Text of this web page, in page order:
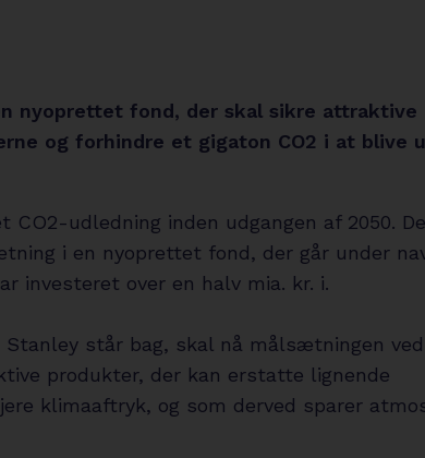
nyoprettet fond, der skal sikre attraktive
og forhindre et gigaton CO2 i at blive
CO2-udledning inden udgangen af 2050.
i en nyoprettet fond, der går under
investeret over en halv mia. kr. i.
Stanley står bag, skal nå målsætningen
produkter, der kan erstatte lignende
klimaaftryk, og som derved sparer